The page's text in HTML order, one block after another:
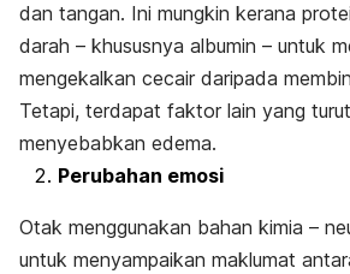
dan tangan. Ini mungkin kerana
darah – khususnya albumin – untuk
mengekalkan cecair daripada
Tetapi, terdapat faktor lain yang
menyebabkan edema.
Perubahan emosi
Otak menggunakan bahan kimia –
untuk menyampaikan maklumat